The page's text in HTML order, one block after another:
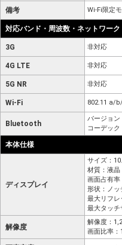
備考 Wi-Fi限定
対応バンド・周波数・ネットワーク
3G 非対応
4G LTE 非対応
5G NR 非対応
Wi-Fi 802.11 a/
Bluetooth
バージョン
コーデッ
本体仕様
ディスプレイ
サイズ：
材質：液晶
画面占有率
形状：ノッ
最大リフレ
最大タッチ
解像度
解像度：
画面比率：